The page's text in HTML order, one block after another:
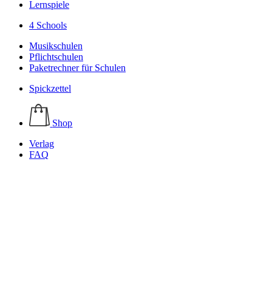
Lernspiele
4 Schools
Musikschulen
Pflichtschulen
Paketrechner für Schulen
Spickzettel
Shop
Verlag
FAQ